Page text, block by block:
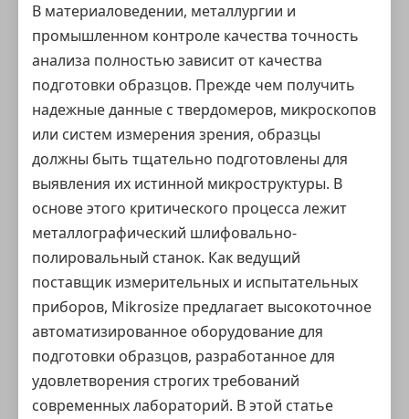
В материаловедении, металлургии и
промышленном контроле качества точность
анализа полностью зависит от качества
подготовки образцов. Прежде чем получить
надежные данные с твердомеров, микроскопов
или систем измерения зрения, образцы
должны быть тщательно подготовлены для
выявления их истинной микроструктуры. В
основе этого критического процесса лежит
металлографический шлифовально-
полировальный станок. Как ведущий
поставщик измерительных и испытательных
приборов, Mikrosize предлагает высокоточное
автоматизированное оборудование для
подготовки образцов, разработанное для
удовлетворения строгих требований
современных лабораторий. В этой статье